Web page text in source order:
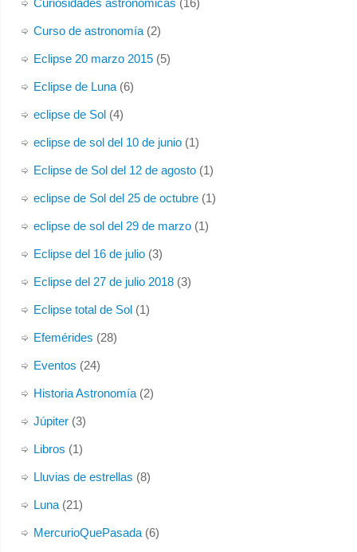
Curso de astronomía(2)
Eclipse 20 marzo 2015(5)
Eclipse de Luna(6)
eclipse de Sol(4)
eclipse de sol del 10 de junio(1)
Eclipse de Sol del 12 de agosto(1)
eclipse de Sol del 25 de octubre(1)
eclipse de sol del 29 de marzo(1)
Eclipse del 16 de julio(3)
Eclipse del 27 de julio 2018(3)
Eclipse total de Sol(1)
Efemérides (28)
Eventos (24)
Historia Astronomía(2)
Júpiter(3)
Libros (1)
Lluvias de estrellas (8)
Luna(21)
MercurioQuePasada(6)